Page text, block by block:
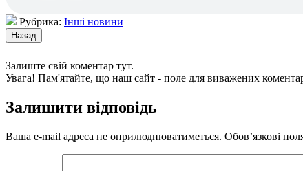
Рубрика: Інші новини
Залиште свій коментар тут.
Увага! Пам'ятайте, що наш сайт - поле для виважених
Залишити відповідь
Ваша e-mail адреса не оприлюднюватиметься. Обов’язкові